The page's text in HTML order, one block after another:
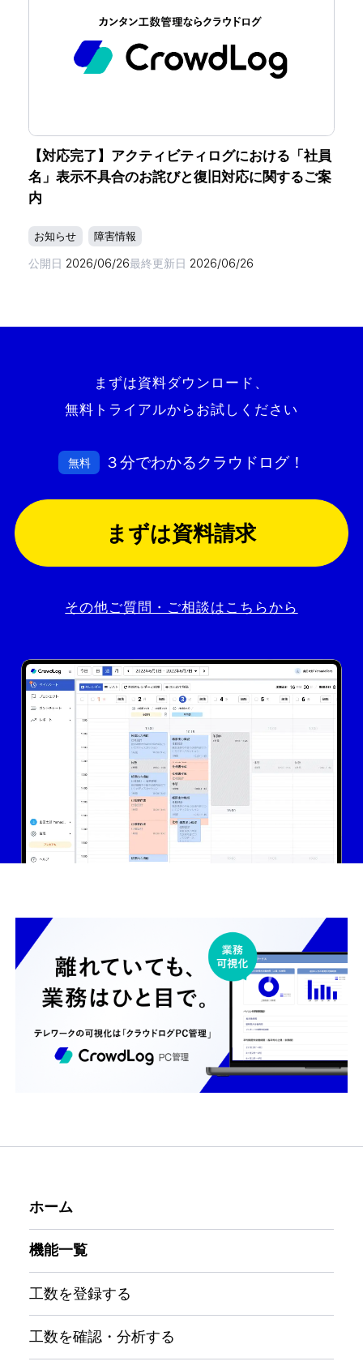
【対応完了】アクティビティログにおける「社員
名」表示不具合のお詫びと復旧対応に関するご案
内
お知らせ 障害情報
公開日 2026/06/26最終更新日 2026/06/26
まずは資料ダウンロード、
無料トライアルからお試しください
無料 ３分でわかるクラウドログ！
まずは資料請求
その他ご質問・ご相談はこちらから
ホーム
機能一覧
工数を登録する
工数を確認・分析する